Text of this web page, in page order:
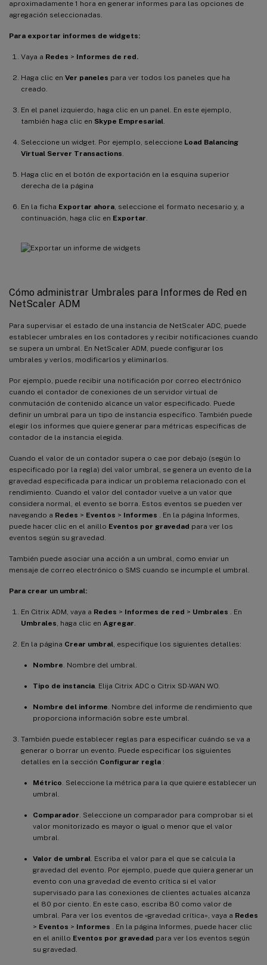
aproximadamente 1 hora en generar informes para las opciones de
agregación seleccionadas.
Para exportar informes de widgets:
Vaya a Redes > Informes de red.
Haga clic en Ver paneles para ver todos los paneles que ha
creado.
En el panel izquierdo, haga clic en un panel. En este ejemplo,
también haga clic en Skype Empresarial
Seleccione un widget. Por ejemplo, seleccione Load Balancing
Virtual Server Transactions
Haga clic en el botón de exportación en la esquina superior
derecha de la página
En la ficha Exportar ahora , seleccione el formato necesario y, a
continuación, haga clic en Exportar
Cómo administrar Umbrales para Informes de Red en
NetScaler ADM
Para supervisar el estado de una instancia de NetScaler ADC, puede
establecer umbrales en los contadores y recibir notificaciones cuando
se supera un umbral. En NetScaler ADM, puede configurar los
umbrales y verlos, modificarlos y eliminarlos.
Por ejemplo, puede recibir una notificación por correo electrónico
cuando el contador de conexiones de un servidor virtual de
conmutación de contenido alcance un valor especificado. Puede
definir un umbral para un tipo de instancia específico. También puede
elegir los informes que quiere generar para métricas específicas de
contador de la instancia elegida.
Cuando el valor de un contador supera o cae por debajo (según lo
especificado por la regla) del valor umbral, se genera un evento de la
gravedad especificada para indicar un problema relacionado con el
rendimiento. Cuando el valor del contador vuelve a un valor que
considera normal, el evento se borra. Estos eventos se pueden ver
navegando a Redes > Eventos > Informes . En la página Informes,
puede hacer clic en el anillo Eventos por gravedad para ver los
eventos según su gravedad.
También puede asociar una acción a un umbral, como enviar un
mensaje de correo electrónico o SMS cuando se incumple el umbral.
Para crear un umbral:
En Citrix ADM, vaya a Redes > Informes de red > Umbrales . En
Umbrales , haga clic en Agregar
En la página Crear umbral , especifique los siguientes detalles:
Nombre . Nombre del umbral.
Tipo de instancia . Elija Citrix ADC o Citrix SD-WAN WO.
Nombre del informe . Nombre del informe de rendimiento que
proporciona información sobre este umbral.
También puede establecer reglas para especificar cuándo se va a
generar o borrar un evento. Puede especificar los siguientes
detalles en la sección Configurar regla :
Métrico . Seleccione la métrica para la que quiere establecer un
umbral.
Comparador . Seleccione un comparador para comprobar si el
valor monitorizado es mayor o igual o menor que el valor
umbral.
Valor de umbral . Escriba el valor para el que se calcula la
gravedad del evento. Por ejemplo, puede que quiera generar un
evento con una gravedad de evento crítica si el valor
supervisado para las conexiones de clientes actuales alcanza
el 80 por ciento. En este caso, escriba 80 como valor de
umbral. Para ver los eventos de «gravedad crítica», vaya a Redes
> Eventos > Informes . En la página Informes, puede hacer clic
en el anillo Eventos por gravedad para ver los eventos según
su gravedad.